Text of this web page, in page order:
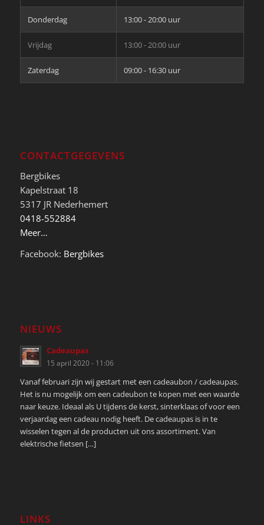
Donderdag 13:00 - 20:00 uur
Vrijdag 13:00 - 20:00 uur
Zaterdag 09:00 - 16:30 uur
CONTACTGEGEVENS
Bergbikes
Kapelstraat 18
5317 JR Nederhemert
0418-552884
Meer…
Facebook: Bergbikes
NIEUWS
Cadeaupas
15 april 2020 - 11:06
Vanaf februari zijn wij gestart met een cadeaubon / cadeaupas.
Het is nu mogelijk om een cadeubon te kopen met een waarde
naar keuze. Ideaal als U tijdens de kerst, sinterklaas of voor een
verjaardag een cadeau nodig heeft. De cadeaupas is in te
wisselen tegen al de producten uit ons assortiment. Van
elektrische fietsen […]
LINKS